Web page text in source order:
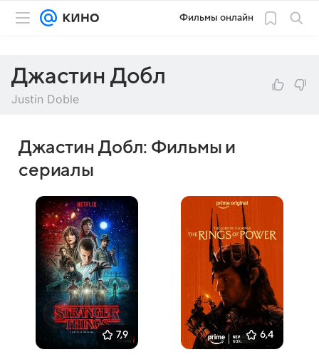
Фильмы онлайн
Джастин Добл
Justin Doble
Джастин Добл: Фильмы и
сериалы
7,9 6,4